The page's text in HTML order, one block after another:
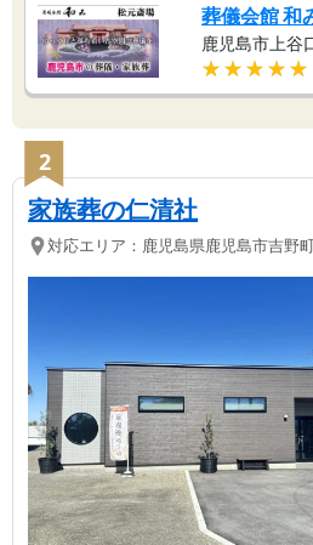
葬儀会館 和
鹿児島市上谷
★★★★★
★★★★★
2
家族葬の仁清社
対応エリア： 鹿児島県鹿児島市吉野